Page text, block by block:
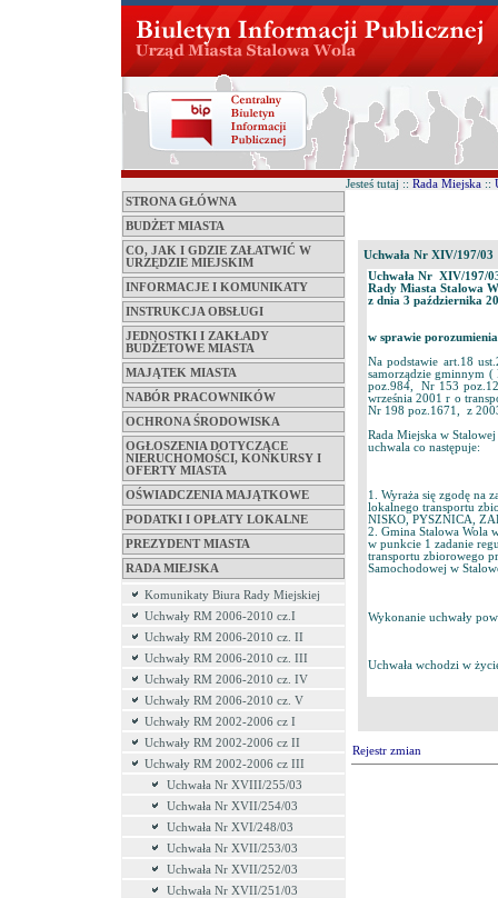
STRONA GŁÓWNA
BUDŻET MIASTA
CO, JAK I GDZIE ZAŁATWIĆ W
URZĘDZIE MIEJSKIM
INFORMACJE I KOMUNIKATY
INSTRUKCJA OBSŁUGI
JEDNOSTKI I ZAKŁADY
BUDŻETOWE MIASTA
MAJĄTEK MIASTA
NABÓR PRACOWNIKÓW
OCHRONA ŚRODOWISKA
OGŁOSZENIA DOTYCZĄCE
NIERUCHOMOŚCI, KONKURSY I
OFERTY MIASTA
OŚWIADCZENIA MAJĄTKOWE
PODATKI I OPŁATY LOKALNE
PREZYDENT MIASTA
RADA MIEJSKA
Komunikaty Biura Rady Miejskiej
Uchwały RM 2006-2010 cz.I
Uchwały RM 2006-2010 cz. II
Uchwały RM 2006-2010 cz. III
Uchwały RM 2006-2010 cz. IV
Uchwały RM 2006-2010 cz. V
Uchwały RM 2002-2006 cz I
Uchwały RM 2002-2006 cz II
Uchwały RM 2002-2006 cz III
Uchwała Nr XVIII/255/03
Uchwała Nr XVII/254/03
Uchwała Nr XVI/248/03
Uchwała Nr XVII/253/03
Uchwała Nr XVII/252/03
Uchwała Nr XVII/251/03
Jesteś tutaj :: Rada Miejska ::
Uchwała Nr XIV/197/03
Uchwała Nr XIV/197/
Rady Miasta Stalowa
z dnia 3 października
w sprawie
Na podstawie art.18
samorządzie gminnym
poz.984, Nr 153
września 2001 r o
Nr 198 poz.1671, z
Rada Miejska w
uchwala co następuje:
1. Wyraża się zgodę na
lokalnego transportu
NISKO, PYSZNICA,
2. Gmina Stalowa Wola
w punkcie 1 zadanie
transportu zbiorowego
Samochodowej w
Wykonanie uchwały
Uchwała wchodzi w
Rejestr zmian